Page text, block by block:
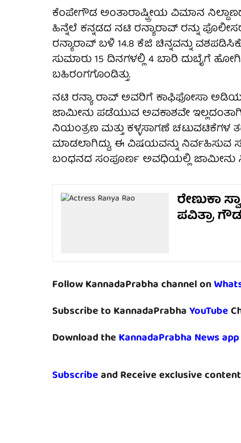
ಕೆಂಪೇಗೌಡ ಅಂತಾರಾಷ್ಟ್ರೀಯ ವಿಮಾನ
ಹಿನ್ನೆಲೆ ಕನ್ನಡದ ನಟಿ ರನ್ಯಾರಾವ್ ರನ್ನು
ರನ್ಯಾರಾವ್ ಬಳಿ 14.8 ಕೆಜಿ ಚಿನ್ನವನ್ನು
ಸುಮಾರು 15 ದಿನಗಳಲ್ಲಿ 4 ಬಾರಿ ದುಬೈಗೆ
ಬಹಿರಂಗಗೊಂಡಿತ್ತು.
ನಟಿ ರನ್ಯಾ ರಾವ್ ಅವರಿಗೆ ಕಾಫಿಫೋಸಾ
ಜಾಮೀನು ಪಡೆಯುವ ಅವಕಾಶವೇ
ನಿಯಂತ್ರಣ ಮತ್ತು ಕಳ್ಳಸಾಗಣೆ ಚಟುವಟಿಕೆಗಳ
ಮಾಡಲಾಗಿದ್ದು, ಈ ವಿಷಯವನ್ನು ನಿರ್ವಹಿಸುವ
ಬಂಧನದ ಸಂಪೂರ್ಣ ಅವಧಿಯಲ್ಲಿ ಜಾಮೀನು
ರೇಣುಕಾ
ಪವಿತ್ರಾ
Follow KannadaPrabha channel on
Subscribe to KannadaPrabhaYouTube
Download the KannadaPrabha News app
Subscribeand Receive exclusive